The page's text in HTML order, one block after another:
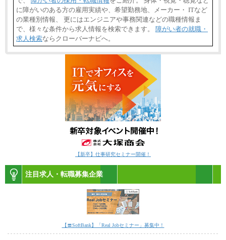
に障がいのある方の雇用実績や、希望勤務地、メーカー・ ITなど
の業種別情報、 更にはエンジニアや事務関連などの職種情報ま
で、様々な条件から求人情報を検索できます。 障がい者の就職・
求人検索ならクローバーナビへ。
【新卒】仕事研究セミナー開催！
注目求人・転職募集企業
【〓SoftBank】「Real Jobセミナー」募集中！